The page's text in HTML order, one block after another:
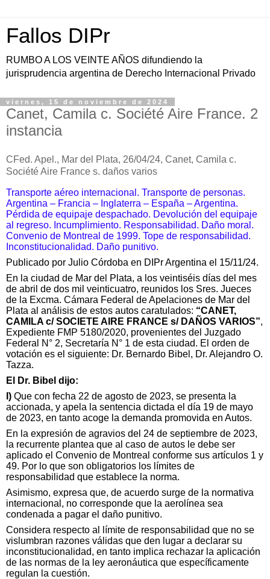
Fallos DIPr
RUMBO A LOS VEINTE AÑOS difundiendo la
jurisprudencia argentina de Derecho Internacional Privado
viernes, 15 de noviembre de 2024
Canet, Camila c. Société Aire France. 2
instancia
CFed. Apel., Mar del Plata, 26/04/24, Canet, Camila c.
Société Aire France s. daños varios
Transporte aéreo internacional. Transporte de personas.
Argentina – Francia – Inglaterra – España – Argentina.
Pérdida de equipaje despachado. Devolución del equipaje
al regreso. Incumplimiento. Responsabilidad. Daño moral.
Convenio de Montreal de 1999. Tope de responsabilidad.
Inconstitucionalidad. Daño punitivo.
Publicado por Julio Córdoba en DIPr Argentina el 15/11/24.
En la ciudad de Mar del Plata, a los veintiséis días del mes
de abril de dos mil veinticuatro, reunidos los Sres. Jueces
de la Excma. Cámara Federal de Apelaciones de Mar del
Plata al análisis de estos autos caratulados: “CANET,
CAMILA c/ SOCIETE AIRE FRANCE s/ DAÑOS VARIOS”,
Expediente FMP 5180/2020, provenientes del Juzgado
Federal N° 2, Secretaría N° 1 de esta ciudad. El orden de
votación es el siguiente: Dr. Bernardo Bibel, Dr. Alejandro O.
Tazza.
El Dr. Bibel dijo:
I) Que con fecha 22 de agosto de 2023, se presenta la
accionada, y apela la sentencia dictada el día 19 de mayo
de 2023, en tanto acoge la demanda promovida en Autos.
En la expresión de agravios del 24 de septiembre de 2023,
la recurrente plantea que al caso de autos le debe ser
aplicado el Convenio de Montreal conforme sus artículos 1 y
49. Por lo que son obligatorios los límites de
responsabilidad que establece la norma.
Asimismo, expresa que, de acuerdo surge de la normativa
internacional, no corresponde que la aerolínea sea
condenada a pagar el daño punitivo.
Considera respecto al límite de responsabilidad que no se
vislumbran razones válidas que den lugar a declarar su
inconstitucionalidad, en tanto implica rechazar la aplicación
de las normas de la ley aeronáutica que específicamente
regulan la cuestión.